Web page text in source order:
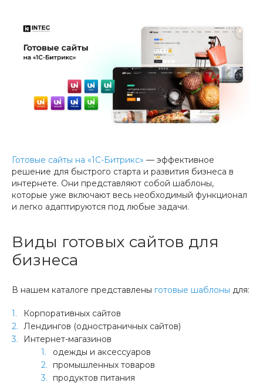
Готовые сайты на «1С-Битрикс» — эффективное
решение для быстрого старта и развития бизнеса в
интернете. Они представляют собой шаблоны,
которые уже включают весь необходимый функционал
и легко адаптируются под любые задачи.
Виды готовых сайтов для
бизнеса
В нашем каталоге представлены готовые шаблоны для:
Корпоративных сайтов
Лендингов (одностраничных сайтов)
Интернет-магазинов
одежды и аксессуаров
промышленных товаров
продуктов питания